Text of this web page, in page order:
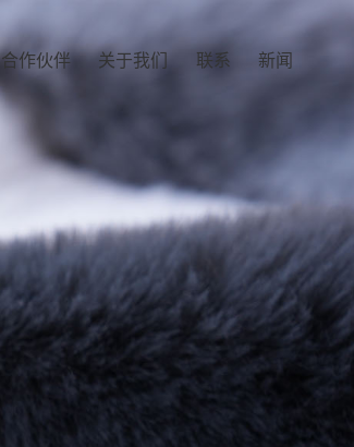
合作伙伴 关于我们 联系 新闻